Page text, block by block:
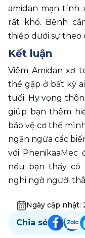
amidan mạn tính
rất khó. Bệnh
thiệp dưới sự theo
Kết luận
Viêm Amidan xơ
thể gặp ở bất kỳ
tuổi. Hy vọng
giúp bạn thêm
bảo vệ cơ thể
ngăn ngừa các
với
nếu bạn thấy
nghi ngờ người
Ngày cập nhật:
Chia sẻ